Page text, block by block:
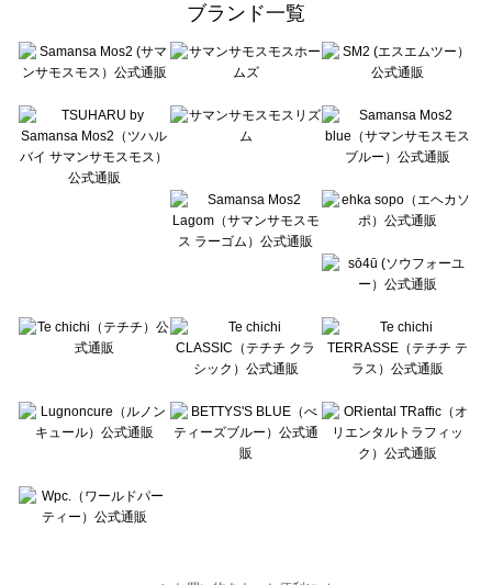
sō4ū（ソウフォーユー）のシューズ一覧
Te chichi（テチチ）のシューズ一覧
Te chichi CLASSIC（テチチ クラシック）のシューズ一覧
Lugnoncure（ルノンキュール）のシューズ一覧
BETTY'S BLUE（べティーズブルー）のシューズ一覧
Wpc.（ワールドパーティー）のシューズ一覧
ブランド一覧